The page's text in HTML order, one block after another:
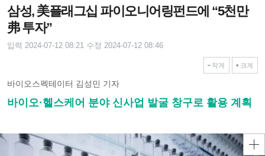
삼성, 美플래그십 파이오니어링펀드에 “5천만
弗 투자”
입력 2024-07-12 08:21 수정 2024-07-12 08:46
작게 크게
바이오스펙테이터 김성민 기자
바이오·헬스케어 분야 신사업 발굴 창구로 활용 계획